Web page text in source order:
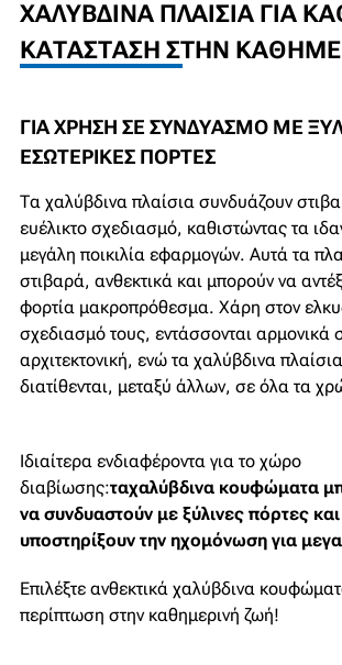
ΧΑΛΎΒΔΙΝΑ ΠΛΑΊΣΙΑ ΓΙΑ
ΚΑΤΆΣΤΑΣΗ ΣΤΗΝ
ΓΙΑ ΧΡΉΣΗ ΣΕ ΣΥΝΔΥΑΣΜΌ ΜΕ
ΕΣΩΤΕΡΙΚΈΣ ΠΌΡΤΕΣ
Τα χαλύβδινα πλαίσια συνδυάζουν
ευέλικτο σχεδιασμό, καθιστώντας τα
μεγάλη ποικιλία εφαρμογών. Αυτά τα
στιβαρά, ανθεκτικά και μπορούν να
φορτία μακροπρόθεσμα. Χάρη στον
σχεδιασμό τους, εντάσσονται αρμονικά
αρχιτεκτονική, ενώ τα χαλύβδινα
διατίθενται, μεταξύ άλλων, σε όλα τα
Ιδιαίτερα ενδιαφέροντα για το χώρο
διαβίωσης:ταχαλύβδινα κουφώματα
να συνδυαστούν με ξύλινες πόρτες
υποστηρίξουν την ηχομόνωση για
Επιλέξτε ανθεκτικά χαλύβδινα
περίπτωση στην καθημερινή ζωή!